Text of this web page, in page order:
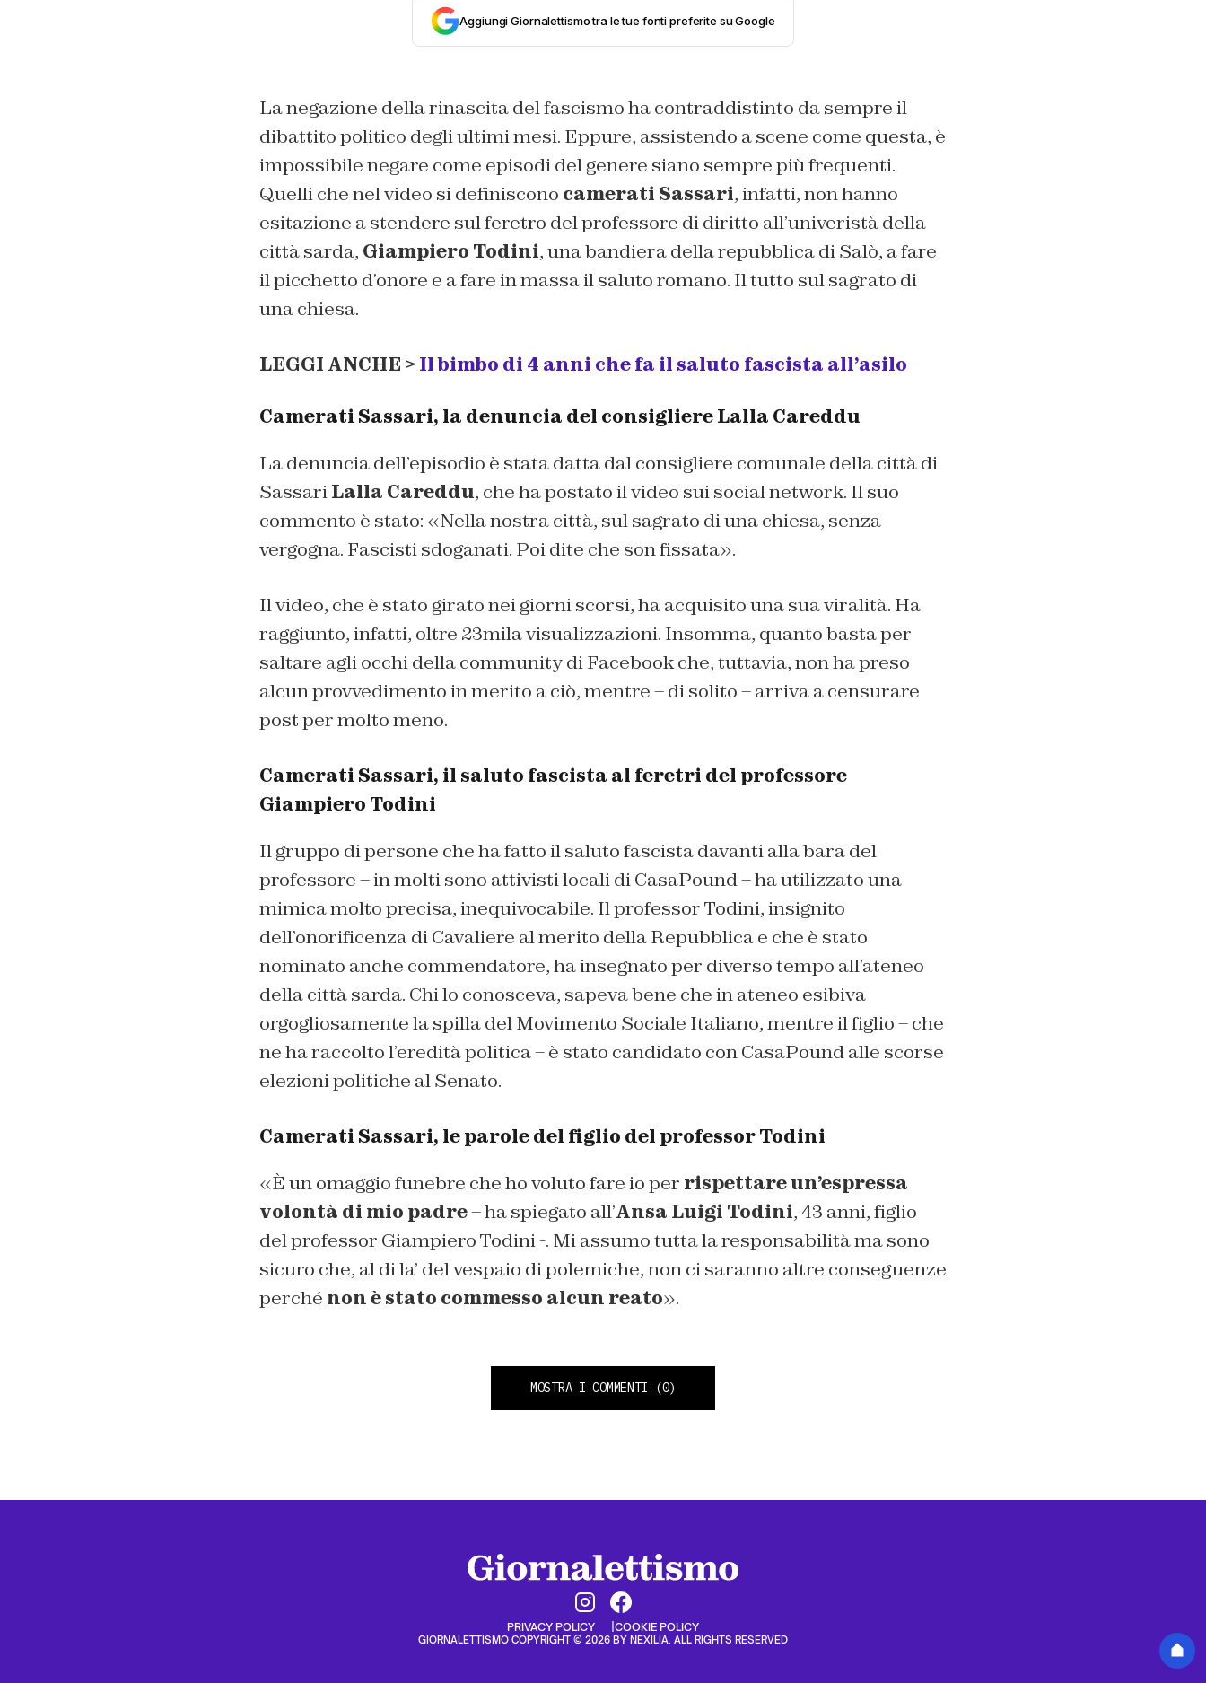
Aggiungi Giornalettismo tra le tue fonti preferite su Google
La negazione della rinascita del fascismo ha contraddistinto da sempre il
dibattito politico degli ultimi mesi. Eppure, assistendo a scene come questa, è
impossibile negare come episodi del genere siano sempre più frequenti.
Quelli che nel video si definiscono camerati Sassari, infatti, non hanno
esitazione a stendere sul feretro del professore di diritto all’univeristà della
città sarda, Giampiero Todini, una bandiera della repubblica di Salò, a fare
il picchetto d’onore e a fare in massa il saluto romano. Il tutto sul sagrato di
una chiesa.
LEGGI ANCHE > Il bimbo di 4 anni che fa il saluto fascista all’asilo
Camerati Sassari, la denuncia del consigliere Lalla Careddu
La denuncia dell’episodio è stata datta dal consigliere comunale della città di
SassariLalla Careddu, che ha postato il video sui social network. Il suo
commento è stato: «Nella nostra città, sul sagrato di una chiesa, senza
vergogna. Fascisti sdoganati. Poi dite che son fissata».
Il video, che è stato girato nei giorni scorsi, ha acquisito una sua viralità. Ha
raggiunto, infatti, oltre 23mila visualizzazioni. Insomma, quanto basta per
saltare agli occhi della community di Facebook che, tuttavia, non ha preso
alcun provvedimento in merito a ciò, mentre – di solito – arriva a censurare
post per molto meno.
Camerati Sassari, il saluto fascista al feretri del professore
Giampiero Todini
Il gruppo di persone che ha fatto il saluto fascista davanti alla bara del
professore – in molti sono attivisti locali di CasaPound – ha utilizzato una
mimica molto precisa, inequivocabile. Il professor Todini, insignito
dell’onorificenza di Cavaliere al merito della Repubblica e che è stato
nominato anche commendatore, ha insegnato per diverso tempo all’ateneo
della città sarda. Chi lo conosceva, sapeva bene che in ateneo esibiva
orgogliosamente la spilla del Movimento Sociale Italiano, mentre il figlio – che
ne ha raccolto l’eredità politica – è stato candidato con CasaPound alle scorse
elezioni politiche al Senato.
Camerati Sassari, le parole del figlio del professor Todini
«È un omaggio funebre che ho voluto fare io per rispettare un’espressa
volontà di mio padre– ha spiegato all’Ansa Luigi Todini, 43 anni, figlio
del professor Giampiero Todini -. Mi assumo tutta la responsabilità ma sono
sicuro che, al di la’ del vespaio di polemiche, non ci saranno altre conseguenze
perché non è stato commesso alcun reato».
MOSTRA I COMMENTI (0)
PRIVACY POLICY COOKIE POLICY
GIORNALETTISMO COPYRIGHT © 2026 BY NEXILIA. ALL RIGHTS RESERVED